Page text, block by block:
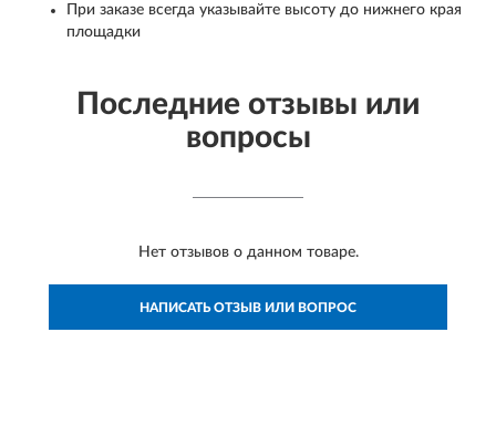
При заказе всегда указывайте высоту до нижнего края
площадки
Последние отзывы или
вопросы
Нет отзывов о данном товаре.
НАПИСАТЬ ОТЗЫВ ИЛИ ВОПРОС